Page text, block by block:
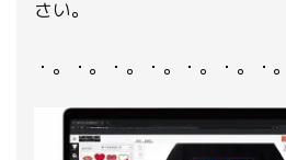
さい。
・。・。・。・。・。・。・